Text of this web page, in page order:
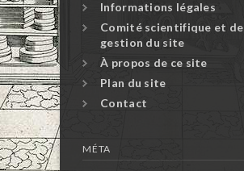
Informations légales
Comité scientifique et de
gestion du site
À propos de ce site
Plan du site
Contact
MÉTA